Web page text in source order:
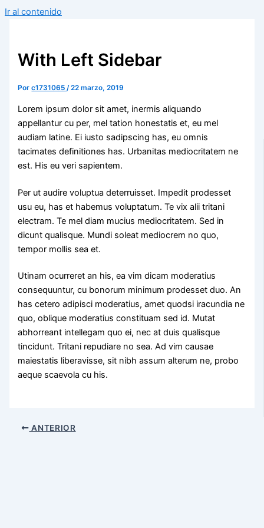
Ir al contenido
With Left Sidebar
Porc1731065/22 marzo, 2019
Lorem ipsum dolor sit amet, inermis aliquando
appellantur cu per, mel tation honestatis et, eu mel
audiam latine. Ei iusto sadipscing has, eu omnis
tacimates definitiones has. Urbanitas mediocritatem ne
est. His eu veri sapientem.
Per ut audire voluptua deterruisset. Impedit prodesset
usu eu, has et habemus voluptatum. Te vix alii tritani
electram. Te mel diam mucius mediocritatem. Sed in
dicunt qualisque. Mundi soleat mediocrem no quo,
tempor mollis sea et.
Utinam ocurreret an his, ea vim dicam moderatius
consequuntur, cu bonorum minimum prodesset duo. An
has cetero adipisci moderatius, amet quodsi iracundia ne
quo, oblique moderatius constituam sed id. Mutat
abhorreant intellegam quo ei, nec at duis qualisque
tincidunt. Tritani repudiare no sea. Ad vim causae
maiestatis liberavisse, sit nibh assum alterum ne, probo
aeque scaevola cu his.
ANTERIOR